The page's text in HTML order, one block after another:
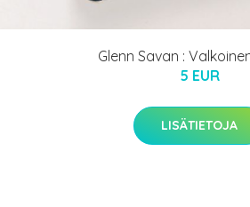
Glenn Savan :
5 EUR
LISÄTIETOJA